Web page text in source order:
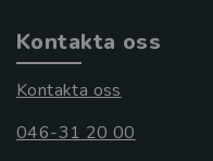
Kontakta oss
Kontakta oss
046-31 20 00